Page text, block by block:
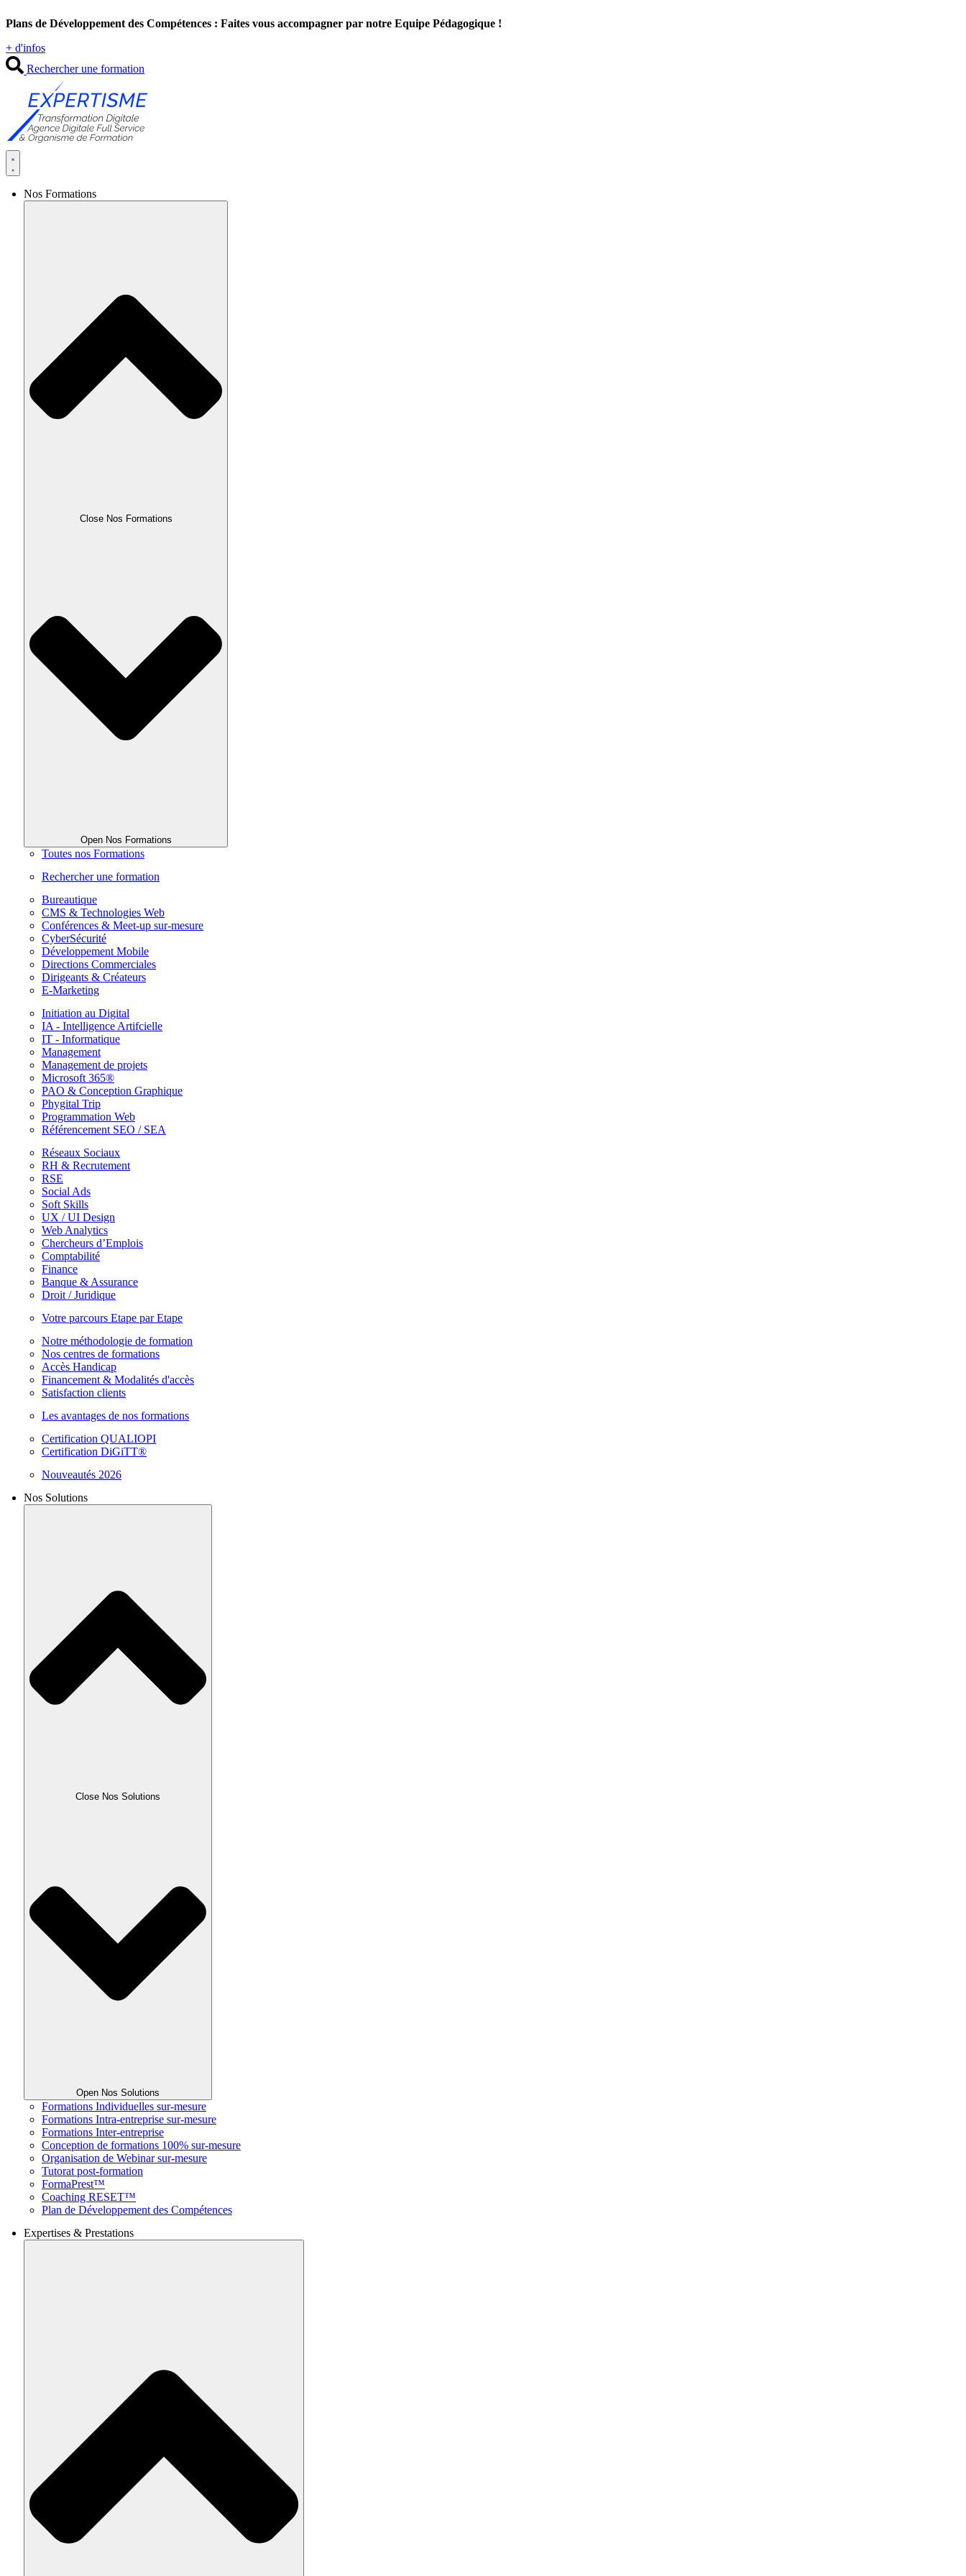
au
Plans de Développement des Compétences : Faites vous accompagner par notre Equipe Pédagogique !
+ d'infos
Rechercher une formation
Nos Formations
Close Nos Formations
Open Nos Formations
Toutes nos Formations
Rechercher une formation
Bureautique
CMS & Technologies Web
Conférences & Meet-up sur-mesure
CyberSécurité
Développement Mobile
Directions Commerciales
Dirigeants & Créateurs
E-Marketing
Initiation au Digital
IA - Intelligence Artifcielle
IT - Informatique
Management
Management de projets
Microsoft 365®
PAO & Conception Graphique
Phygital Trip
Programmation Web
Référencement SEO / SEA
Réseaux Sociaux
RH & Recrutement
RSE
Social Ads
Soft Skills
UX / UI Design
Web Analytics
Chercheurs d’Emplois
Comptabilité
Finance
Banque & Assurance
Droit / Juridique
Votre parcours Etape par Etape
Notre méthodologie de formation
Nos centres de formations
Accès Handicap
Financement & Modalités d'accès
Satisfaction clients
Les avantages de nos formations
Certification QUALIOPI
Certification DiGiTT®
Nouveautés 2026
Nos Solutions
Close Nos Solutions
Open Nos Solutions
Formations Individuelles sur-mesure
Formations Intra-entreprise sur-mesure
Formations Inter-entreprise
Conception de formations 100% sur-mesure
Organisation de Webinar sur-mesure
Tutorat post-formation
FormaPrest™
Coaching RESET™
Plan de Développement des Compétences
Expertises & Prestations